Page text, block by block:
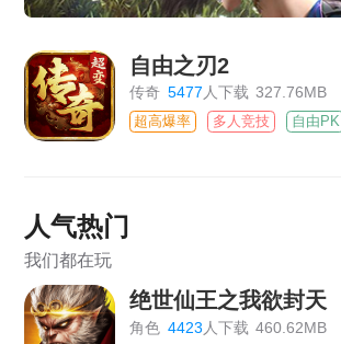
自由之刃2
传奇 5477 人下载 327.76MB
超高爆率 多人竞技 自由PK
人气热门
我们都在玩
绝世仙王之我欲封天
角色 4423 人下载 460.62MB